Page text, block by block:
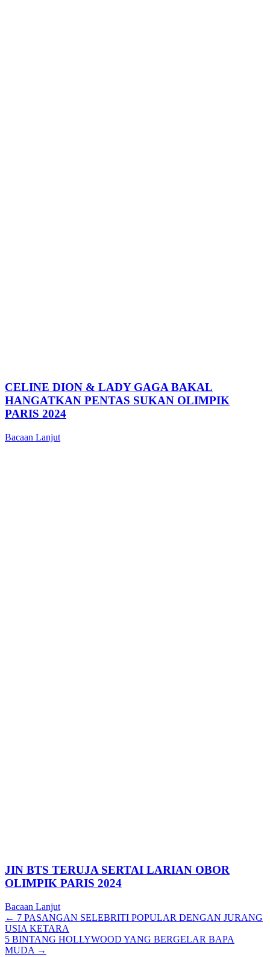
CELINE DION & LADY GAGA BAKAL
HANGATKAN PENTAS SUKAN OLIMPIK
PARIS 2024
Bacaan Lanjut
JIN BTS TERUJA SERTAI LARIAN OBOR
OLIMPIK PARIS 2024
Bacaan Lanjut
Posts
navigation
← 7 PASANGAN SELEBRITI POPULAR DENGAN JURANG
USIA KETARA
5 BINTANG HOLLYWOOD YANG BERGELAR BAPA
MUDA →